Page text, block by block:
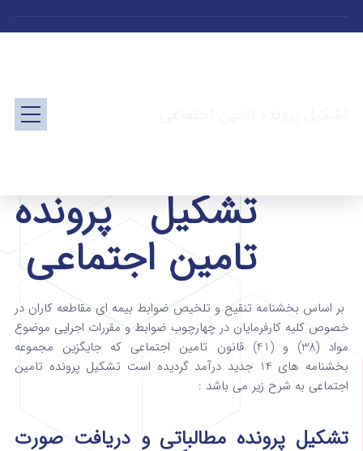
تشکیل پرونده
تامین اجتماعی
بر اساس بخشنامه تنقیح و تلخیص ضوابط بیمه ای مقاطعه کاران در
خصوص کلیه کارفرمایان در چهارچوب ضوابط و مقررات اجرایی موضوع
مواد (38) و (41) قانون تامین اجتماعی که جایگزین مجموعه
بخشنامه های 14 جدید درآمد گردیده است تشکیل پرونده تامین
اجتماعی به شرح زیر می باشد :
تشکیل پرونده مطالباتی و دریافت صورت